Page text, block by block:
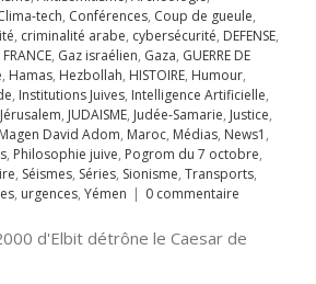
tech, Conférences, Coup de gueule,
, criminalité arabe, cybersécurité, DEFENSE,
FRANCE, Gaz israélien, Gaza, GUERRE DE
, Hamas, Hezbollah, HISTOIRE, Humour,
, Institutions Juives, Intelligence Artificielle,
Jérusalem, JUDAISME, Judée-Samarie, Justice,
Magen David Adom, Maroc, Médias, News1 ,
, Philosophie juive, Pogrom du 7 octobre,
, Séismes, Séries, Sionisme, Transports,
, urgences, Yémen | 0 commentaire
d'Elbit détrône le Caesar de